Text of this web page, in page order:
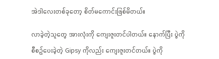
အဲဒါလေးတစ်ခုတော့ စိတ်မကောင်းဖြစ်မိတယ်။
လာခဲ့တဲ့သူတွေ အားလုံးကို ကျေးဇူးတင်ပါတယ်။ နောက်ပြီး ပွဲကို
စီစဉ်ပေးခဲ့တဲ့ Gipsy ကိုလည်း ကျေးဇူးတင်တယ်။ ပွဲကို